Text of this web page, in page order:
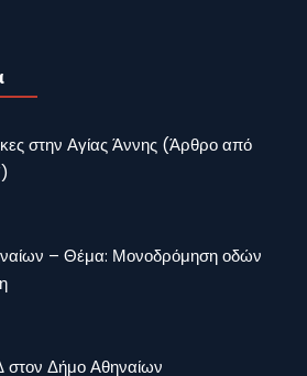
στην Αγίας Άννης (Άρθρο από
– Θέμα: Μονοδρόμηση οδών
Δήμο Αθηναίων